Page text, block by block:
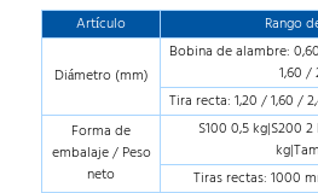
Artículo Rango
Diámetro (mm)
Bobina de alambre:
1,60 /
Tira recta: 1,20 / 1,60 /
Forma de
embalaje / Peso
neto
S100 0,5 kg|S200
Tiras rectas: 1000